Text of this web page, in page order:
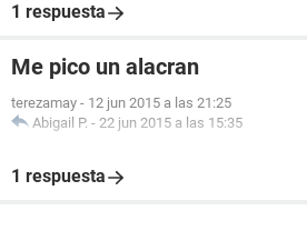
1 respuesta
Me pico un alacran
terezamay - 12 jun 2015 a las 21:25
Abigail P. - 22 jun 2015 a las 15:35
1 respuesta